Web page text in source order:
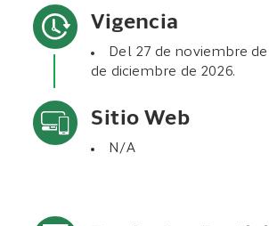
Vigencia
Del 27 de noviembre
de diciembre de 2026.
Sitio Web
N/A